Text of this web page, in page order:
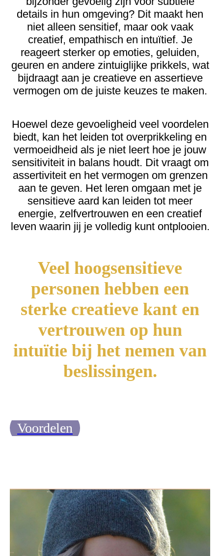
details in hun omgeving? Dit maakt hen
niet alleen sensitief, maar ook vaak
creatief, empathisch en intuïtief. Je
reageert sterker op emoties, geluiden,
geuren en andere zintuiglijke prikkels, wat
bijdraagt aan je creatieve en assertieve
vermogen om de juiste keuzes te maken.
Hoewel deze gevoeligheid veel voordelen
biedt, kan het leiden tot overprikkeling en
vermoeidheid als je niet leert hoe je jouw
sensitiviteit in balans houdt. Dit vraagt om
assertiviteit en het vermogen om grenzen
aan te geven. Het leren omgaan met je
sensitieve aard kan leiden tot meer
energie, zelfvertrouwen en een creatief
leven waarin jij je volledig kunt ontplooien.
Veel hoogsensitieve
personen hebben een
sterke creatieve kant en
vertrouwen op hun
intuïtie bij het nemen van
beslissingen.
Voordelen